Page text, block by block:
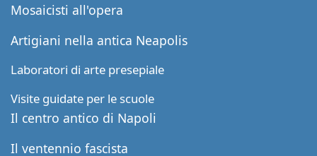
Mosaicisti all'opera
Artigiani nella antica Neapolis
Laboratori di arte presepiale
Visite guidate per le scuole
Il centro antico di Napoli
Il ventennio fascista